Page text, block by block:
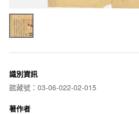
識別資訊
館藏號：03-06-022-02-015
著作者